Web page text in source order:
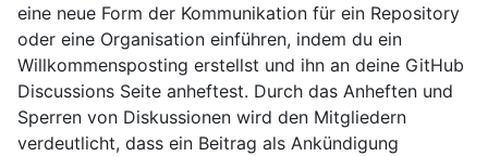
eine neue Form der Kommunikation für ein Repository
oder eine Organisation einführen, indem du ein
Willkommensposting erstellst und ihn an deine GitHub
Discussions Seite anheftest. Durch das Anheften und
Sperren von Diskussionen wird den Mitgliedern
verdeutlicht, dass ein Beitrag als Ankündigung